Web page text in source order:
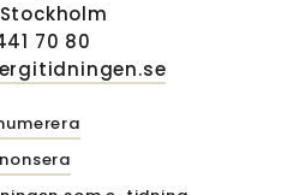
Stockholm
70 80